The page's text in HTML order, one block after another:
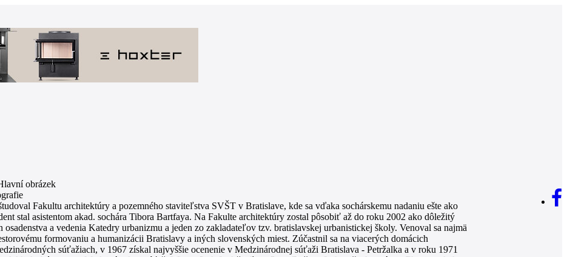
Fakultu architektúry a pozemného staviteľstva SVŠT v Bratislave, kde sa vďaka sochárskemu nadaniu ešte ako
stal asistentom akad. sochára Tibora Bartfaya. Na Fakulte architektúry zostal pôsobiť až do roku 2002 ako dôležitý
osadenstva a vedenia Katedry urbanizmu a jeden zo zakladateľov tzv. bratislavskej urbanistickej školy. Venoval sa najmä
formovaniu a humanizácii Bratislavy a iných slovenských miest. Zúčastnil sa na viacerých domácich
súťažiach, v 1967 získal najvyššie ocenenie v Medzinárodnej súťaži Bratislava - Petržalka a v roku 1971